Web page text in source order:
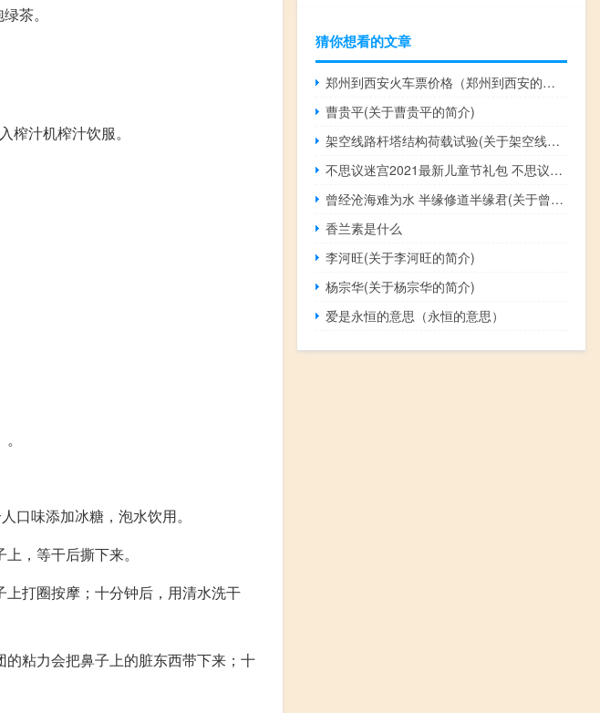
茶。
汁机榨汁饮服。
口味添加冰糖，泡水饮用。
，等干后撕下来。
打圈按摩；十分钟后，用清水洗干
粘力会把鼻子上的脏东西带下来；十
猜你想看的文章
郑州到西安火车票价格（郑州到西安的火车）
曹贵平(关于曹贵平的简介)
架空线路杆塔结构荷载试验(关于架空线路杆塔结构荷载试验的简介)
不思议迷宫2021最新儿童节礼包 不思议迷宫儿童节礼包分享
曾经沧海难为水 半缘修道半缘君(关于曾经沧海难为水 半缘修道半缘君的简介)
香兰素是什么
李河旺(关于李河旺的简介)
杨宗华(关于杨宗华的简介)
爱是永恒的意思（永恒的意思）